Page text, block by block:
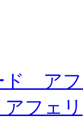
ド ア
フェリ